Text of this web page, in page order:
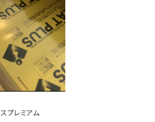
プレミアム